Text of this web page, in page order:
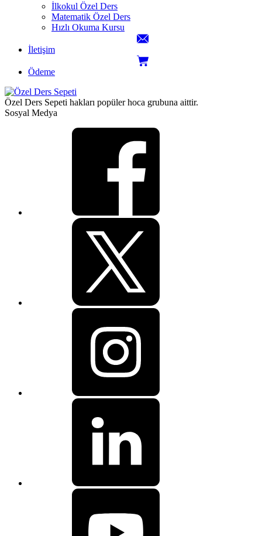
İlkokul Özel Ders
Matematik Özel Ders
Hızlı Okuma Kursu
İletişim
Ödeme
Özel Ders Sepeti hakları popüler hoca grubuna aittir.
Sosyal Medya